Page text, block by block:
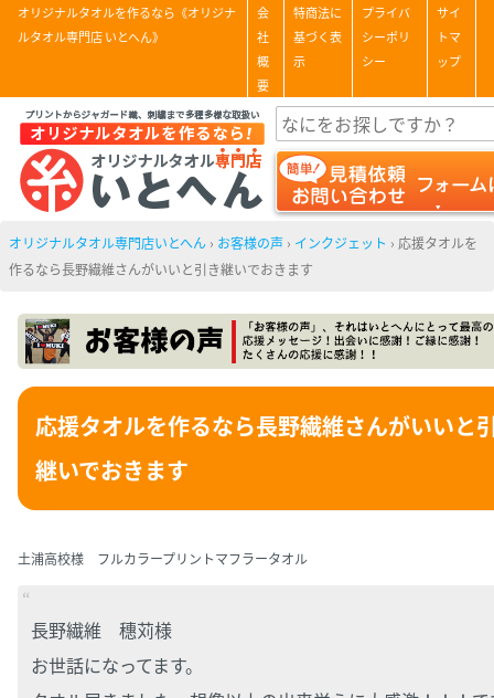
オリジナルタオルを作るなら《オリジナ
ルタオル専門店 いとへん》
会
社
概
要
特商法に
基づく表
示
プライバ
シーポリ
シー
サイ
トマ
ップ
オリジナルタオル専門店いとへん › お客様の声 › インクジェット › 応援タオルを
作るなら長野繊維さんがいいと引き継いでおきます
応援タオルを作るなら長野繊維さんがいいと
継いでおきます
土浦高校様 フルカラープリントマフラータオル
長野繊維 穗苅様
お世話になってます。